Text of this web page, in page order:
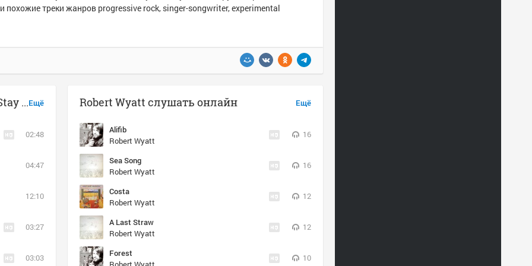
похожие треки жанров progressive rock, singer-songwriter, experimental
Ещё
Музыка похожая на Robert Wyatt - Stay Tuned
02:48
04:47
12:10
03:27
03:03
Ещё
Robert Wyatt слушать онлайн
Alifib
Robert Wyatt
16
Sea Song
Robert Wyatt
16
Costa
Robert Wyatt
12
A Last Straw
Robert Wyatt
12
Forest
10